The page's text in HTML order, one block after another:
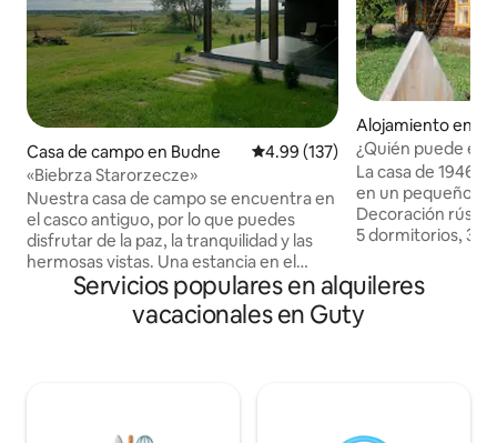
Casa de campo en Budne Calificación promedio: 4.99 de
4.99 (137)
«Biebrza Starorzecze»
Nuestra casa de campo se encuentra en
el casco antiguo, por lo que puedes
disfrutar de la paz, la tranquilidad y las
hermosas vistas. Una estancia en el
pueblo de Budne es un descanso
perfecto del ajetreo y el bullicio de la
ciudad. La casa de campo se encuentra
los huéspedes tienen acceso a una casa
Alojamiento en
¿Quién puede
Sieśki? Aquí
La casa de 1946
en un pequeño y
Decoración
5 dormitorios, 3
una relajación
cómoda para 16
grande,
Servicios populares en alquileres
vacacionales en Guty